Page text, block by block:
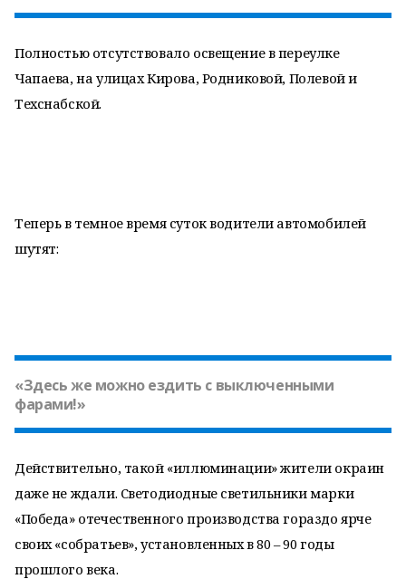
Полностью отсутствовало освещение в переулке
Чапаева, на улицах Кирова, Родниковой, Полевой и
Техснабской.
Теперь в темное время суток водители автомобилей
шутят:
«Здесь же можно ездить с выключенными
фарами!»
Действительно, такой «иллюминации» жители окраин
даже не ждали. Светодиодные светильники марки
«Победа» отечественного производства гораздо ярче
своих «собратьев», установленных в 80 – 90 годы
прошлого века.